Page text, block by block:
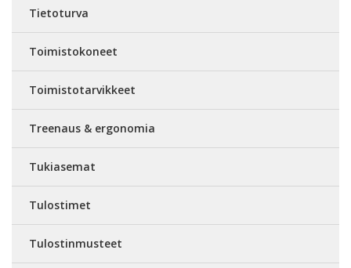
Tietoturva
Toimistokoneet
Toimistotarvikkeet
Treenaus & ergonomia
Tukiasemat
Tulostimet
Tulostinmusteet